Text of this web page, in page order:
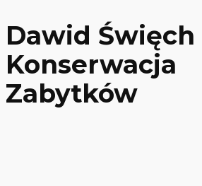
Dawid Święch
Konserwacja
Zabytków